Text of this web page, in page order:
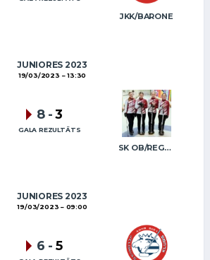
JKK/BARONE
JUNIORES 2023
19/03/2023 13:30
SK OB/REGŽA (JUN)
8 -3
GALA REZULTĀTS
JUNIORES 2023
19/03/2023 09:00
6 - 5